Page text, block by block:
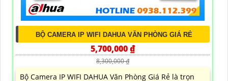
BỘ CAMERA IP WIFI DAHUA VĂN PHÒNG GIÁ RẺ
5,700,000 ₫
8,300,000 ₫
Bộ Camera IP WIFI DAHUA Văn Phòng Giá Rẻ là trọn